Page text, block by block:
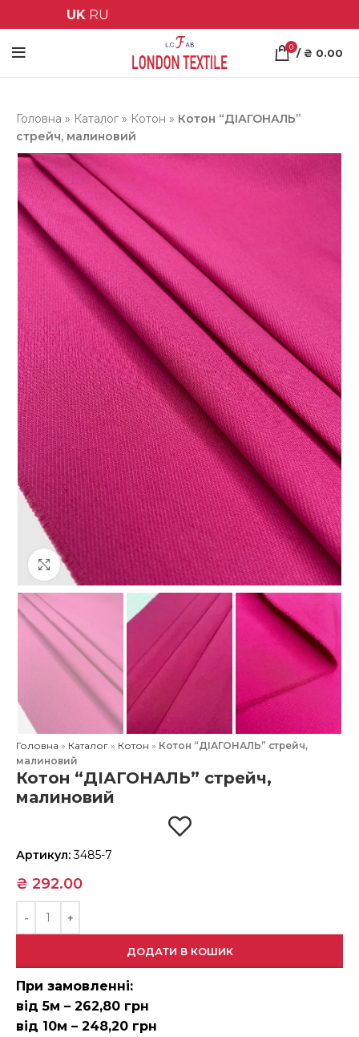
UK RU
0 / ₴ 0.00
Головна » Каталог » Котон » Котон “ДІАГОНАЛЬ”
стрейч, малиновий
Клацніть, щоб збільшити
Головна » Каталог » Котон » Котон “ДІАГОНАЛЬ” стрейч,
малиновий
Котон “ДІАГОНАЛЬ” стрейч,
малиновий
Артикул:3485-7
₴ 292.00
ДОДАТИ В КОШИК
При замовленні:
від 5м – 262,80 грн
від 10м – 248,20 грн